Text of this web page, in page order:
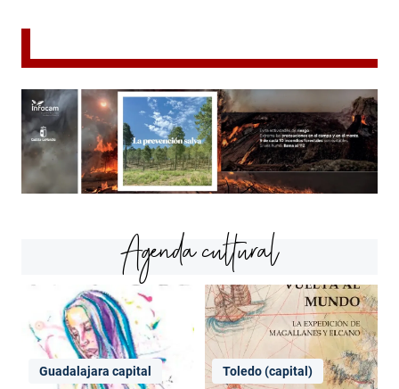
Agenda cultural
Guadalajara capital Toledo (capital)